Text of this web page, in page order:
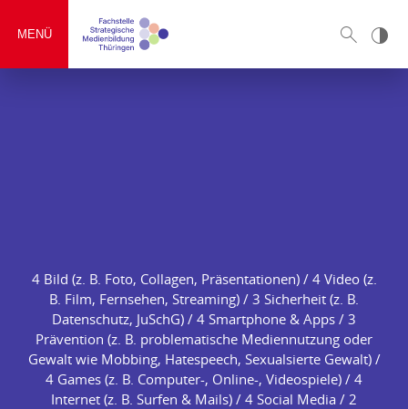
MENÜ
4 Bild (z. B. Foto, Collagen, Präsentationen) / 4 Video (z.
B. Film, Fernsehen, Streaming) / 3 Sicherheit (z. B.
Datenschutz, JuSchG) / 4 Smartphone & Apps / 3
Prävention (z. B. problematische Mediennutzung oder
Gewalt wie Mobbing, Hatespeech, Sexualsierte Gewalt) /
4 Games (z. B. Computer-, Online-, Videospiele) / 4
Internet (z. B. Surfen & Mails) / 4 Social Media / 2